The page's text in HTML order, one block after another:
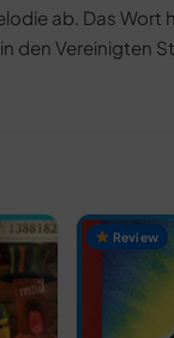
ab. Das Wort
den Vereinigten
Review